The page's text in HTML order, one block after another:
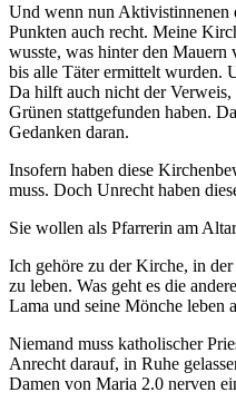
Und wenn nun Aktivistinnenen
Punkten auch recht. Meine
wusste, was hinter den Mauern
bis alle Täter ermittelt wurden.
Da hilft auch nicht der Verweis,
Grünen stattgefunden haben.
Gedanken daran.
Insofern haben diese
muss. Doch Unrecht haben
Sie wollen als Pfarrerin am
Ich gehöre zu der Kirche, in
zu leben. Was geht es die
Lama und seine Mönche leben
Niemand muss katholischer
Anrecht darauf, in Ruhe
Damen von Maria 2.0 nerven